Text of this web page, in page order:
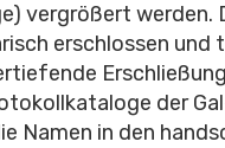
vergrößert werden.
erschlossen und
der
Namen in den